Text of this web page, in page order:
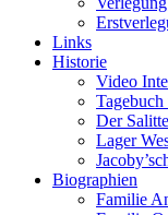
Links
Historie
Video
Der
Lager
Biographien
Familie